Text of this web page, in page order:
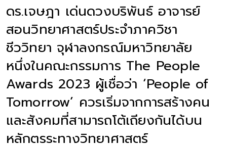
ดร.เจษฎา เด่นดวงบริพันธ์ อาจารย์
สอนวิทยาศาสตร์ประจำภาควิชา
ชีววิทยา จุฬาลงกรณ์มหาวิทยาลัย
หนึ่งในคณะกรรมการ The People
Awards 2023 ผู้เชื่อว่า ‘People of
Tomorrow’ ควรเริ่มจากการสร้างคน
และสังคมที่สามารถโต้เถียงกันได้บน
หลักตรระทางวิทยาศาสตร์